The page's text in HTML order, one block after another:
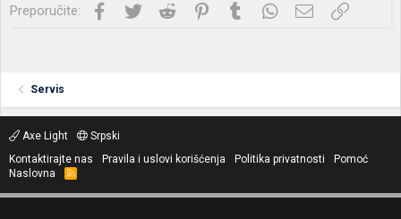
Preporučite: Facebook
Twitter Reddit PinterestTumblrWhatsApp
Imejl Link
Servis
Axe Light
Srpski
Kontaktirajte nas
Pravila i uslovi korišćenja Politika privatnosti
Pomoć
Naslovna
R
S